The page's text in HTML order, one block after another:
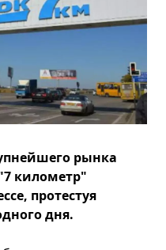
рынка
километр"
протестуя
дня.